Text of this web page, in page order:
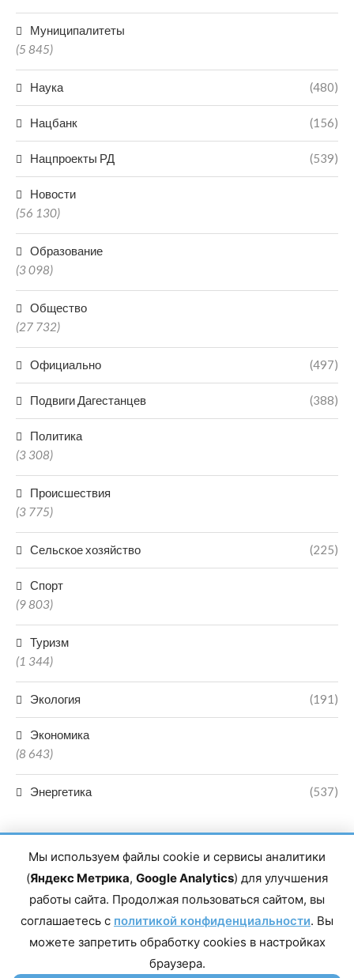
Муниципалитеты
(5 845)
Наука (480)
Нацбанк (156)
Нацпроекты РД (539)
Новости
(56 130)
Образование
(3 098)
Общество
(27 732)
Официально (497)
Подвиги Дагестанцев (388)
Политика
(3 308)
Происшествия
(3 775)
Сельское хозяйство (225)
Спорт
(9 803)
Туризм
(1 344)
Экология (191)
Экономика
(8 643)
Энергетика (537)
Главный редактор сетевого издания Магомаев Тимур Нухович.
Контакты редакции: 8(988)-292-94-34 Почта: vestiskfo@gmail.com По
Республика Дагестан, г. Махачкала, пр-т Насрутдинова, д. 1а. Все
права защищены. Копирование и использование полных материалов
запрещено, частичное цитирование возможно только при условии
Мы используем файлы cookie и сервисы аналитики
(Яндекс Метрика, Google Analytics) для улучшения
работы сайта. Продолжая пользоваться сайтом, вы
соглашаетесь с политикой конфиденциальности. Вы
можете запретить обработку cookies в настройках
браузера.